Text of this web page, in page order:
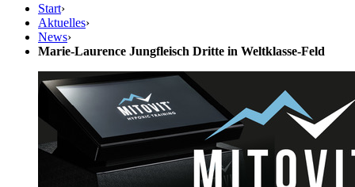
Start›
Aktuelles›
News›
Marie-Laurence Jungfleisch Dritte in Weltklasse-Feld